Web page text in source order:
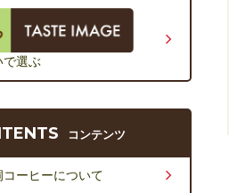
で選ぶ
コンテンツ
コーヒーについて